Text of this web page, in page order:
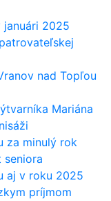
januári 2025
nad Topľou
Mariána
za minulý rok
seniora
aj v roku 2025
príjmom